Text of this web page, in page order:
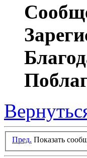
Пред. Показать